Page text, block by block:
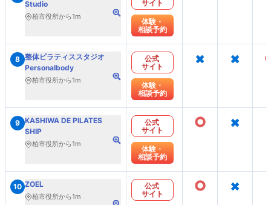
Studio
柏市役所から1m
サイト
体験・
相談予約
8 整体ピラティススタジオ
Personalbody
柏市役所から1m
公式
サイト
体験・
相談予約
× ×
9 KASHIWA DE PILATES
SHIP
柏市役所から1m
公式
サイト
体験・
相談予約
○ ×
10 ZOEL
柏市役所から1m
公式
サイト
○ ×